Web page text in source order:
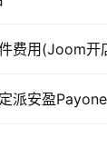
费用(Joom开
派安盈